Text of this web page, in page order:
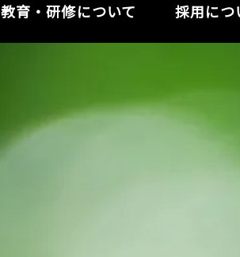
教育・研修について 採用につ